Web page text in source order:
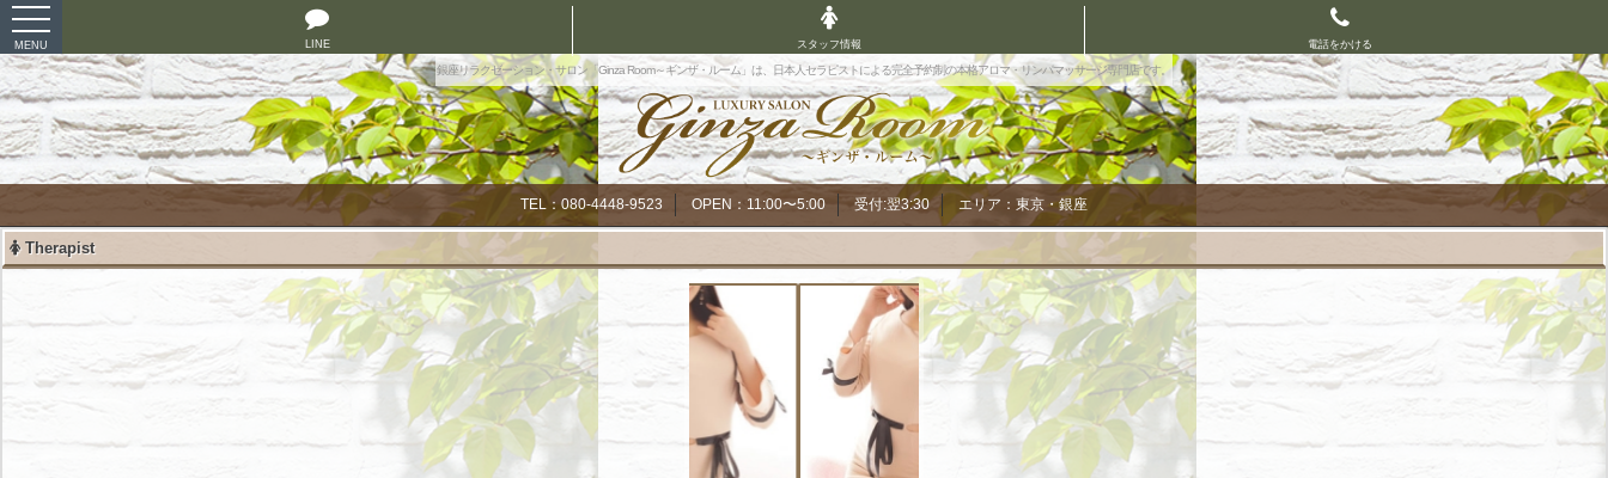
銀座リラクゼーション・サロン「Ginza Room～ギンザ・ルーム」は、日本人セラピストによる完全予約制の本格アロマ・リンパマッサージ専門店です。
toggle
navigation
MENU LINE スタッフ情報 電話をかける
TEL：080-4448-9523 OPEN：11:00〜5:00 受付:翌3:30 エリア：東京・銀座
Therapist